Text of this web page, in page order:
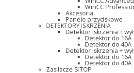
WinCC
Akcesoria
Panele przyciskowe
DETEKTORY ISKRZENIA
Detektor iskrzenia +
Detektor do 16A
Detektor do 40A
Detektor iskrzenia +
Detektor do 16A
Detektor do 40A
Zasilacze SITOP